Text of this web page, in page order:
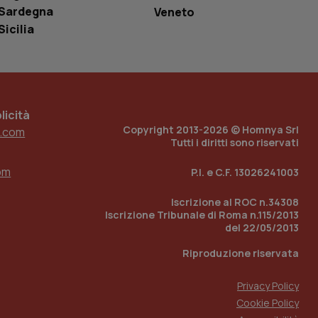
Veneto
Copyright 2013-2026 © Homnya Srl
Tutti i diritti sono riservati
P.I. e C.F. 13026241003
Iscrizione al ROC n.34308
Iscrizione Tribunale di Roma n.115/2013
del 22/05/2013
Riproduzione riservata
Privacy Policy
Cookie Policy
il sito, ma un
di accesso per
per mantenere
traccia
incorporati
del sito web sta
di